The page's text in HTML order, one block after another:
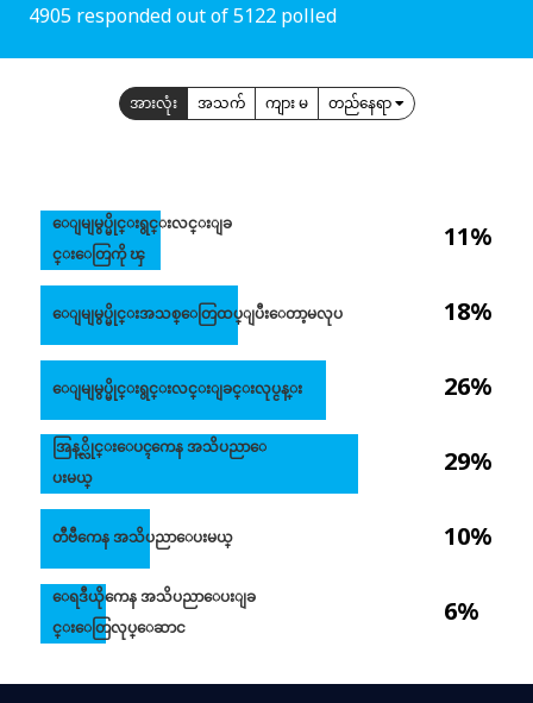
4905 responded out of 5122 polled
အားလုံး အသက် ကျား မ တည်နေရာ
11%
18%
26%
29%
10%
6%
ေျမျမွပ္မိုင္းရွင္းလင္းျခ
င္းေတြကို ၾ
ေျမျမွပ္မိုင္းအသစ္ေတြထပ္ျပီးေတာ့မလုပ
ေျမျမွပ္မိုင္းရွင္းလင္းျခင္းလုပ္ငန္း
အြန္္လိုင္းေပၚကေန အသိပညာေ
ပးမယ္
တီဗီကေန အသိပညာေပးမယ္
ေရဒီယိုကေန အသိပညာေပးျခ
င္းေတြလုပ္ေဆာင